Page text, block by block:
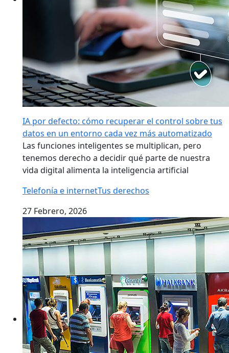
IA por defecto: cómo recuperar el control sobre tus
datos en un entorno cada vez más automatizado
Las funciones inteligentes se multiplican, pero
tenemos derecho a decidir qué parte de nuestra
vida digital alimenta la inteligencia artificial
Telefonía e internetTus derechos
27 Febrero, 2026